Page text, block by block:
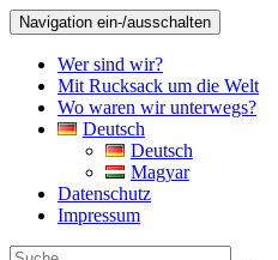
Navigation ein-/ausschalten
Wer sind wir?
Mit Rucksack um die Welt
Wo waren wir unterwegs?
Deutsch
Deutsch
Magyar
Datenschutz
Impressum